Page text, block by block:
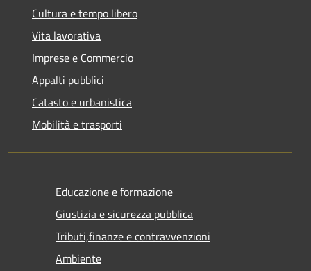
Cultura e tempo libero
Vita lavorativa
Imprese e Commercio
Appalti pubblici
Catasto e urbanistica
Mobilità e trasporti
Educazione e formazione
Giustizia e sicurezza pubblica
Tributi,finanze e contravvenzioni
Ambiente